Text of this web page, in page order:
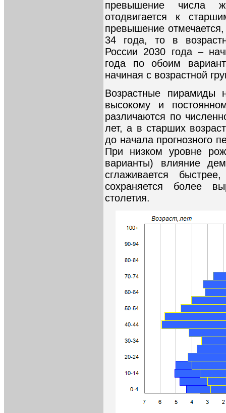
превышение числа
отодвигается к
превышение
34 года, то в
России 2030 года –
года по обоим
начиная с возрастной
Возрастные пирамиды
высокому и
различаются по
лет, а в старших
до начала прогнозного
При низком уровне
варианты) влияние
сглаживается
сохраняется более
столетия.